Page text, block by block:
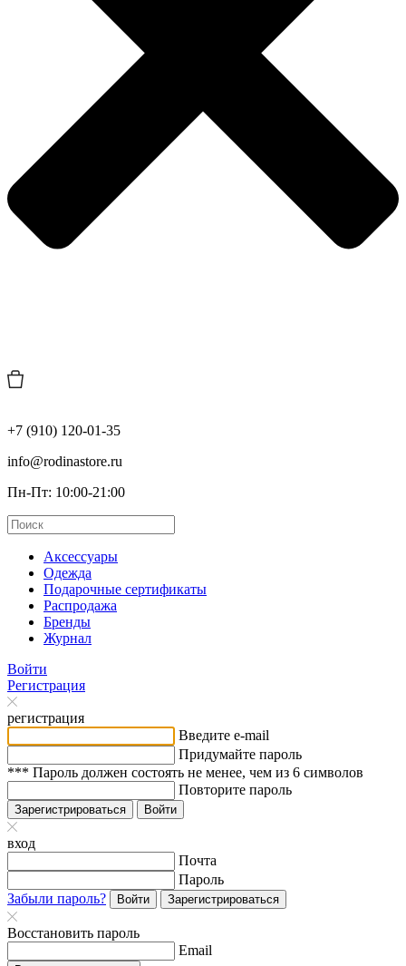
+7 (910) 120-01-35
info@rodinastore.ru
Пн-Пт: 10:00-21:00
Аксессуары
Одежда
Подарочные сертификаты
Распродажа
Бренды
Журнал
Войти
Регистрация
регистрация
Введите e-mail
Придумайте пароль
*** Пароль должен состоять не менее, чем из 6 символов
Повторите пароль
Зарегистрироваться Войти
вход
Почта
Пароль
Забыли пароль?
Войти Зарегистрироваться
Восстановить пароль
Email